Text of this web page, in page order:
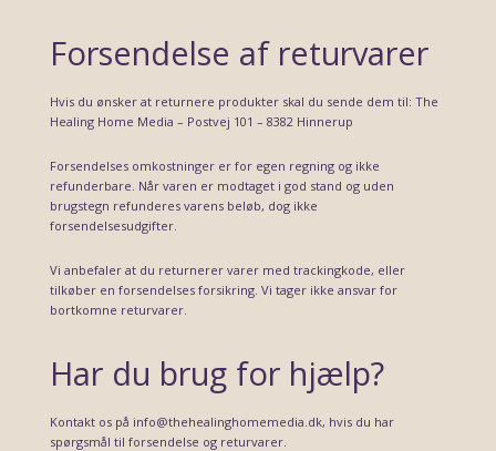
Forsendelse af returvarer
Hvis du ønsker at returnere produkter skal du sende dem til: The
Healing Home Media – Postvej 101 – 8382 Hinnerup
Forsendelses omkostninger er for egen regning og ikke
refunderbare. Når varen er modtaget i god stand og uden
brugstegn refunderes varens beløb, dog ikke
forsendelsesudgifter.
Vi anbefaler at du returnerer varer med trackingkode, eller
tilkøber en forsendelses forsikring. Vi tager ikke ansvar for
bortkomne returvarer.
Har du brug for hjælp?
Kontakt os på info@thehealinghomemedia.dk, hvis du har
spørgsmål til forsendelse og returvarer.